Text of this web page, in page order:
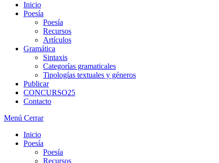
Inicio
Poesía
Poesía
Recursos
Artículos
Gramática
Sintaxis
Categorías gramaticales
Tipologías textuales y géneros
Publicar
CONCURSO25
Contacto
Menú Cerrar
Inicio
Poesía
Poesía
Recursos